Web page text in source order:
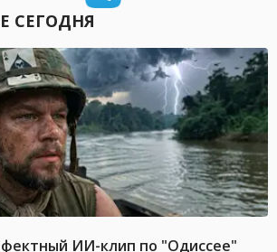
СЕГОДНЯ
ИИ-клип по "Одиссее"